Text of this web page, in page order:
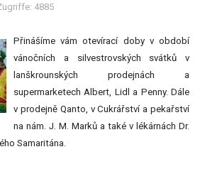
4885
Přinášíme vám otevírací doby v období
vánočních a silvestrovských svátků v
lanškrounských prodejnách a
supermarketech Albert, Lidl a Penny. Dále
v prodejně Qanto, v Cukrářství a pekařství
na nám. J. M. Marků a také v lékárnách Dr.
Samaritána.